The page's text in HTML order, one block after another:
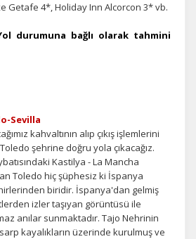
Getafe 4*, Holiday Inn Alcorcon 3* vb.
durumuna bağlı olarak tahmini
Sevilla
kahvaltının alıp çıkış işlemlerini
şehrine doğru yola çıkacağız.
Kastilya - La Mancha
Toledo hiç şüphesiz ki İspanya
biridir. İspanya'dan gelmiş
izler taşıyan görüntüsü ile
anılar sunmaktadır. Tajo Nehrinin
kayalıkların üzerinde kurulmuş ve